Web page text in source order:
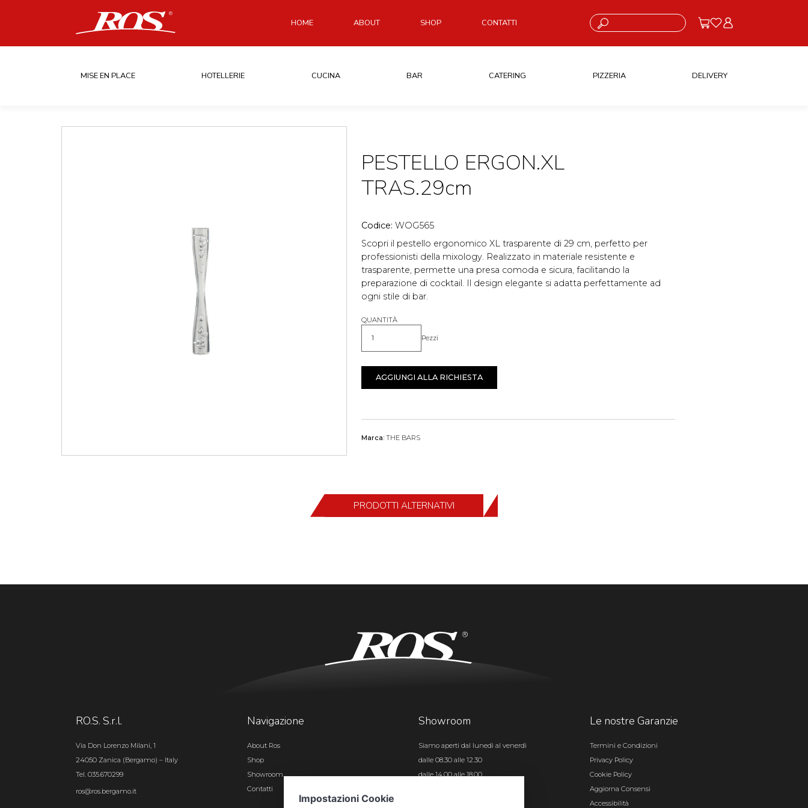
HOME ABOUT SHOP CONTATTI Cosa stai cercando?
MISE EN PLACE HOTELLERIE CUCINA BAR CATERING PIZZERIA DELIVERY
PESTELLO ERGON.XL
TRAS.29cm
Codice: WOG565
Scopri il pestello ergonomico XL trasparente di 29 cm, perfetto per
professionisti della mixology. Realizzato in materiale resistente e
trasparente, permette una presa comoda e sicura, facilitando la
preparazione di cocktail. Il design elegante si adatta perfettamente ad
ogni stile di bar.
QUANTITÀ
Quantità Pezzi
AGGIUNGI ALLA RICHIESTA
Marca: THE BARS
PRODOTTI ALTERNATIVI
RO.S. S.r.l.
Via Don Lorenzo Milani, 1
24050 Zanica (Bergamo) – Italy
Tel. 035.670299
ros@ros.bergamo.it
Navigazione
About Ros
Shop
Showroom
Contatti
Showroom
Siamo aperti dal lunedì al venerdì
dalle 08.30 alle 12.30
dalle 14.00 alle 18.00
Le nostre Garanzie
Termini e Condizioni
Privacy Policy
Cookie Policy
Aggiorna Consensi
Accessibilità